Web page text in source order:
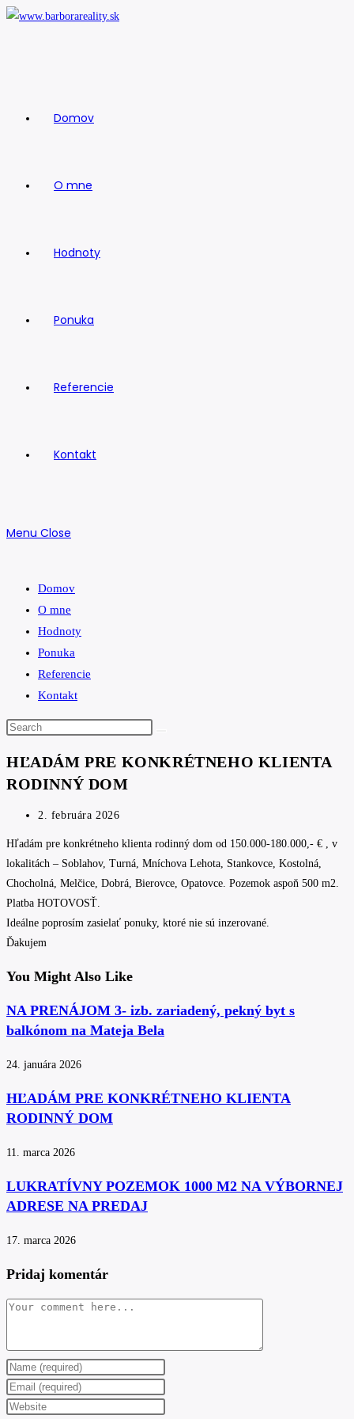
Skip
Domov
O mne
Hodnoty
Ponuka
Referencie
Kontakt
Menu Close
Domov
O mne
Hodnoty
Ponuka
Referencie
Kontakt
Search
website
HĽADÁM PRE KONKRÉTNEHO KLIENTA
RODINNÝ DOM
Post
2. februára 2026
Hľadám pre konkrétneho klienta rodinný dom od 150.000-180.000,- € , v
lokalitách – Soblahov, Turná, Mníchova Lehota, Stankovce, Kostolná,
Chocholná, Melčice, Dobrá, Bierovce, Opatovce. Pozemok aspoň 500 m2.
Platba HOTOVOSŤ.
Ideálne poprosím zasielať ponuky, ktoré nie sú inzerované.
Ďakujem
You Might Also Like
NA PRENÁJOM 3- izb. zariadený, pekný byt s
balkónom na Mateja Bela
24. januára 2026
HĽADÁM PRE KONKRÉTNEHO KLIENTA
RODINNÝ DOM
11. marca 2026
LUKRATÍVNY POZEMOK 1000 M2 NA VÝBORNEJ
ADRESE NA PREDAJ
17. marca 2026
Pridaj komentár
Comment
Enter
your
name
Enter
your
Enter